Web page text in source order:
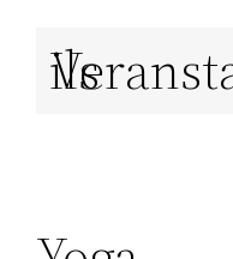
Veranstaltungsdetails